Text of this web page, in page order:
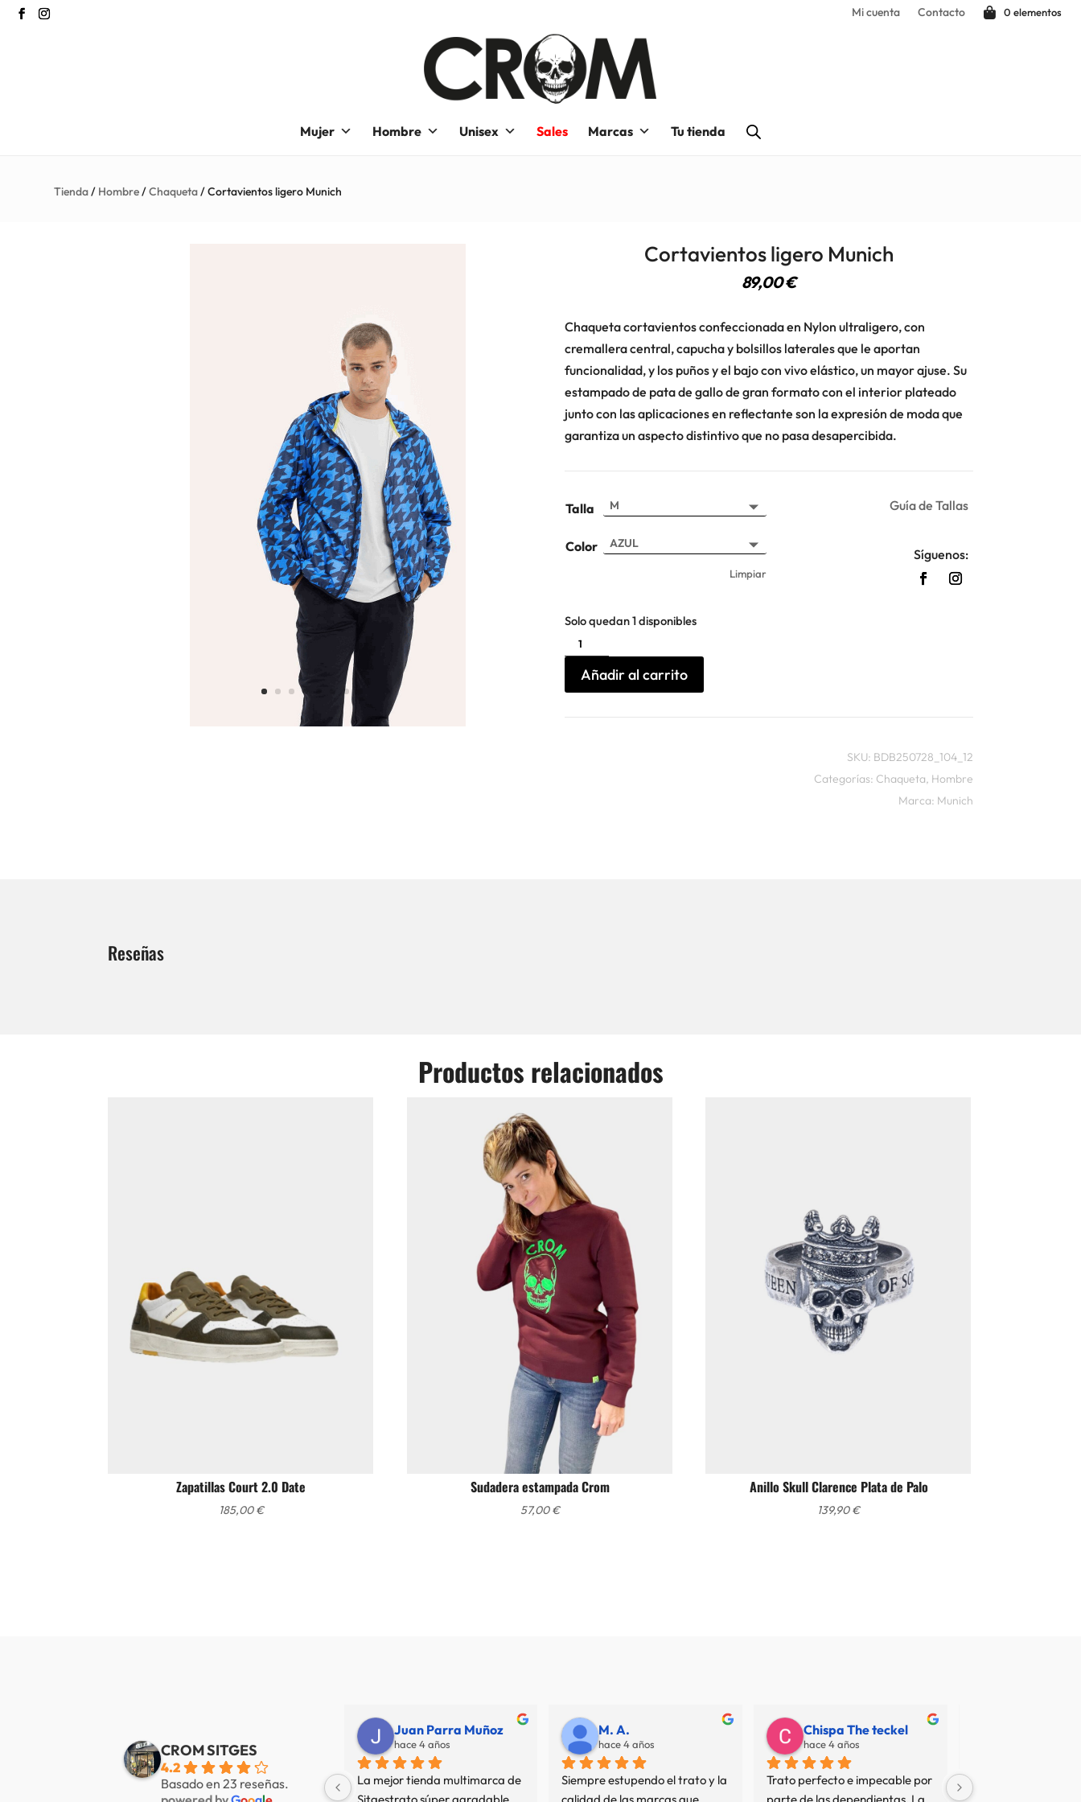
Mi cuenta Contacto 0 elementos
Mujer Hombre Unisex Sales Marcas Tu tienda
Tienda/ Hombre/Chaqueta/ Cortavientos ligero Munich
Cortavientos ligero Munich
89,00€
Chaqueta cortavientos confeccionada en Nylon ultraligero, con
cremallera central, capucha y bolsillos laterales que le aportan
funcionalidad, y los puños y el bajo con vivo elástico, un mayor ajuse. Su
estampado de pata de gallo de gran formato con el interior plateado
junto con las aplicaciones en reflectante son la expresión de moda que
garantiza un aspecto distintivo que no pasa desapercibida.
Talla
Color
Limpiar
Solo quedan 1 disponibles
Cortavientos
ligero
Munich
cantidad
Añadir al carrito
Guía de Tallas
Síguenos:
SKU: BDB250728_104_12
Categorías: Chaqueta, Hombre
Marca: Munich
Reseñas
Productos relacionados
Zapatillas Court 2.0 Date
185,00€
Sudadera estampada Crom
57,00€
Anillo Skull Clarence Plata de Palo
139,90€
CROM SITGES
4.2
Basado en 23 reseñas.
hace 3 años
Nuestra tienda favorita en
Juan Parra Muñoz
hace 4 años
La mejor tienda multimarca de
M. A.
hace 4 años
Siempre estupendo el trato y la
Chispa The teckel
hace 4 años
Trato perfecto e impecable por
No termino de